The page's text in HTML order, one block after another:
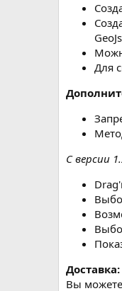
Для
С версии
Доставка:
Вы